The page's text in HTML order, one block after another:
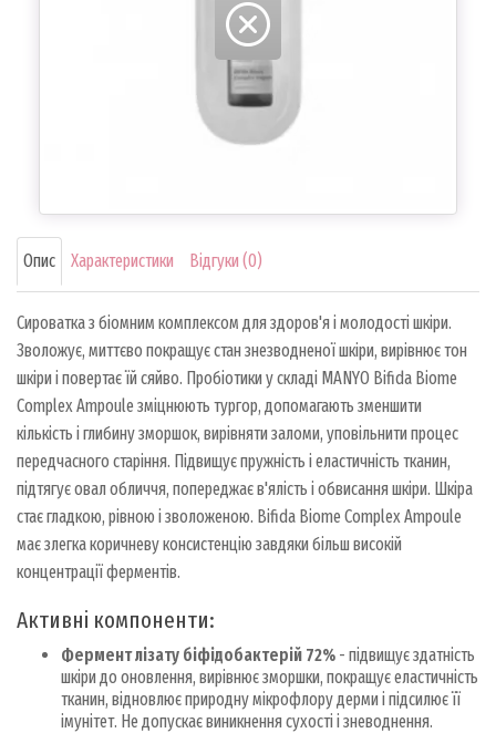
Опис Характеристики Відгуки (0)
Сироватка з біомним комплексом для здоров'я і молодості шкіри.
Зволожує, миттєво покращує стан знезводненої шкіри, вирівнює тон
шкіри і повертає їй сяйво. Пробіотики у складі MANYO Bifida Biome
Complex Ampoule зміцнюють тургор, допомагають зменшити
кількість і глибину зморшок, вирівняти заломи, уповільнити процес
передчасного старіння. Підвищує пружність і еластичність тканин,
підтягує овал обличчя, попереджає в'ялість і обвисання шкіри. Шкіра
стає гладкою, рівною і зволоженою. Bifida Biome Complex Ampoule
має злегка коричневу консистенцію завдяки більш високій
концентрації ферментів.
Активні компоненти:
Фермент лізату біфідобактерій 72% - підвищує здатність
шкіри до оновлення, вирівнює зморшки, покращує еластичність
тканин, відновлює природну мікрофлору дерми і підсилює її
імунітет. Не допускає виникнення сухості і зневоднення.